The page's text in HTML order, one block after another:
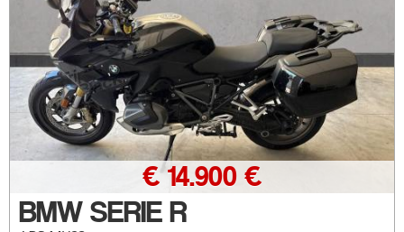
BMW SERIE R
€ 14.900 €